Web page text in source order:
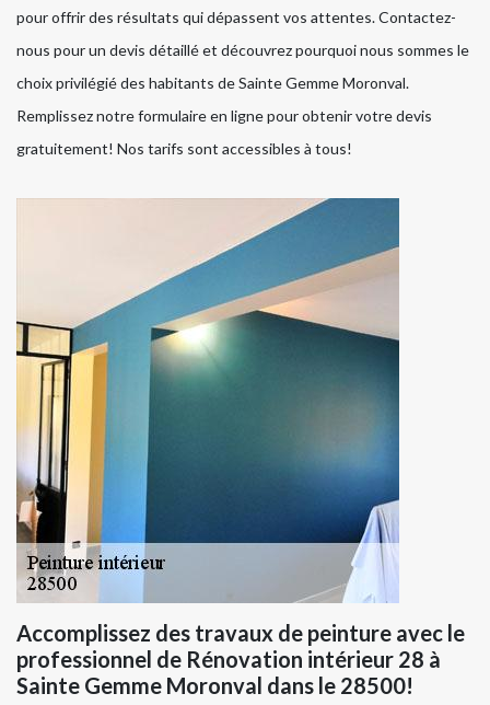
pour offrir des résultats qui dépassent vos attentes. Contactez-
nous pour un devis détaillé et découvrez pourquoi nous sommes le
choix privilégié des habitants de Sainte Gemme Moronval.
Remplissez notre formulaire en ligne pour obtenir votre devis
gratuitement! Nos tarifs sont accessibles à tous!
Accomplissez des travaux de peinture avec le
professionnel de Rénovation intérieur 28 à
Sainte Gemme Moronval dans le 28500!